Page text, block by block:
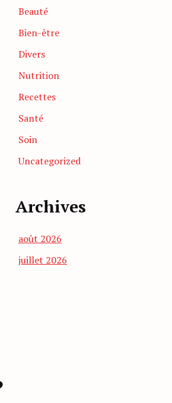
Beauté
Bien-être
Divers
Nutrition
Recettes
Santé
Soin
Uncategorized
Archives
août 2026
juillet 2026